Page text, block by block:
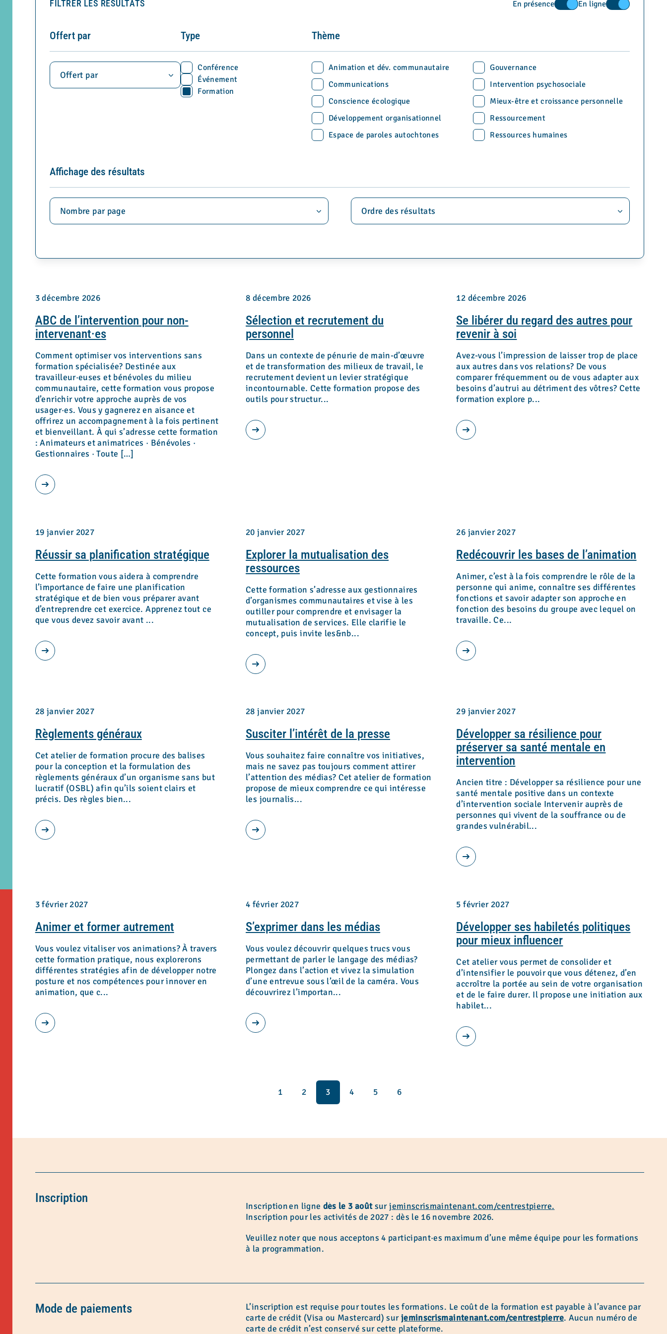
FILTRER LES RÉSULTATS Activer le filtre
En présence Activer le filtre
En ligne
Offert par
Offert par
Type
Conférence
Événement
Formation
Thème
Animation et dév. communautaire
Communications
Conscience écologique
Développement organisationnel
Espace de paroles autochtones
Gouvernance
Intervention psychosociale
Mieux-être et croissance personnelle
Ressourcement
Ressources humaines
Affichage des résultats
3 décembre 2026
ABC de l’intervention pour non-
intervenant·es
Comment optimiser vos interventions sans
formation spécialisée? Destinée aux
travailleur·euses et bénévoles du milieu
communautaire, cette formation vous propose
d’enrichir votre approche auprès de vos
usager·es. Vous y gagnerez en aisance et
offrirez un accompagnement à la fois pertinent
et bienveillant. À qui s’adresse cette formation
: Animateurs et animatrices · Bénévoles ·
Gestionnaires · Toute […]
8 décembre 2026
Sélection et recrutement du
personnel
Dans un contexte de pénurie de main-d’œuvre
et de transformation des milieux de travail, le
recrutement devient un levier stratégique
incontournable. Cette formation propose des
outils pour structur...
12 décembre 2026
Se libérer du regard des autres pour
revenir à soi
Avez-vous l’impression de laisser trop de place
aux autres dans vos relations? De vous
comparer fréquemment ou de vous adapter aux
besoins d’autrui au détriment des vôtres? Cette
formation explore p...
19 janvier 2027
Réussir sa planification stratégique
Cette formation vous aidera à comprendre
l’importance de faire une planification
stratégique et de bien vous préparer avant
d’entreprendre cet exercice. Apprenez tout ce
que vous devez savoir avant ...
20 janvier 2027
Explorer la mutualisation des
ressources
Cette formation s’adresse aux gestionnaires
d’organismes communautaires et vise à les
outiller pour comprendre et envisager la
mutualisation de services. Elle clarifie le
concept, puis invite les&nb...
26 janvier 2027
Redécouvrir les bases de l’animation
Animer, c’est à la fois comprendre le rôle de la
personne qui anime, connaître ses différentes
fonctions et savoir adapter son approche en
fonction des besoins du groupe avec lequel on
travaille. Ce...
28 janvier 2027
Règlements généraux
Cet atelier de formation procure des balises
pour la conception et la formulation des
règlements généraux d’un organisme sans but
lucratif (OSBL) afin qu’ils soient clairs et
précis. Des règles bien...
28 janvier 2027
Susciter l’intérêt de la presse
Vous souhaitez faire connaître vos initiatives,
mais ne savez pas toujours comment attirer
l’attention des médias? Cet atelier de formation
propose de mieux comprendre ce qui intéresse
les journalis...
29 janvier 2027
Développer sa résilience pour
préserver sa santé mentale en
intervention
Ancien titre : Développer sa résilience pour une
santé mentale positive dans un contexte
d’intervention sociale Intervenir auprès de
personnes qui vivent de la souffrance ou de
grandes vulnérabil...
3 février 2027
Animer et former autrement
Vous voulez vitaliser vos animations? À travers
cette formation pratique, nous explorerons
différentes stratégies afin de développer notre
posture et nos compétences pour innover en
animation, que c...
4 février 2027
S’exprimer dans les médias
Vous voulez découvrir quelques trucs vous
permettant de parler le langage des médias?
Plongez dans l’action et vivez la simulation
d’une entrevue sous l’œil de la caméra. Vous
découvrirez l’importan...
5 février 2027
Développer ses habiletés politiques
pour mieux influencer
Cet atelier vous permet de consolider et
d’intensifier le pouvoir que vous détenez, d’en
accroître la portée au sein de votre organisation
et de le faire durer. Il propose une initiation aux
habilet...
1 2 3 4 5 6
Inscription
Inscription en ligne dès le 3 aoûtsurjeminscrismaintenant.com/centrestpierre.
Inscription pour les activités de 2027 : dès le 16 novembre 2026.
Veuillez noter que nous acceptons 4 participant·es maximum d’une même équipe pour les formations
à la programmation.
Mode de paiements
L’inscription est requise pour toutes les formations. Le coût de la formation est payable à l’avance par
carte de crédit (Visa ou Mastercard) surjeminscrismaintenant.com/centrestpierre. Aucun numéro de
carte de crédit n’est conservé sur cette plateforme.